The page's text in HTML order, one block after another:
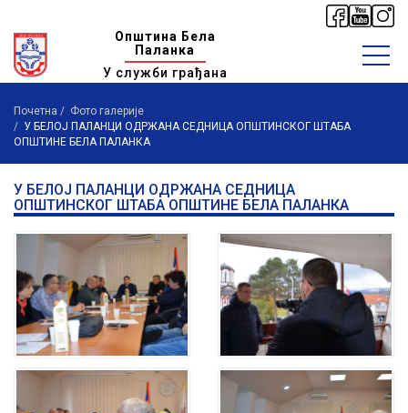
Општина Бела
Паланка
У служби грађана
Почетна
Фото галерије
У БЕЛОЈ ПАЛАНЦИ ОДРЖАНА СЕДНИЦА ОПШТИНСКОГ ШТАБА
ОПШТИНЕ БЕЛА ПАЛАНКА
У БЕЛОЈ ПАЛАНЦИ ОДРЖАНА СЕДНИЦА
ОПШТИНСКОГ ШТАБА ОПШТИНЕ БЕЛА ПАЛАНКА